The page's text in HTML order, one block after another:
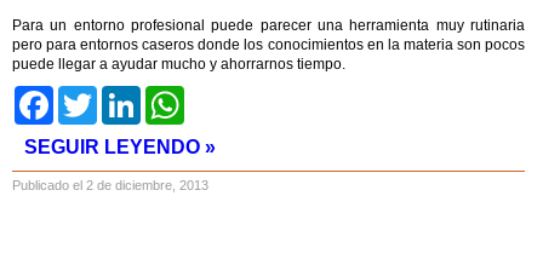
Para un entorno profesional puede parecer una herramienta muy rutinaria
pero para entornos caseros donde los conocimientos en la materia son pocos
puede llegar a ayudar mucho y ahorrarnos tiempo.
FacebookTwitter LinkedIn
SEGUIR LEYENDO »
Publicado el 2 de diciembre, 2013